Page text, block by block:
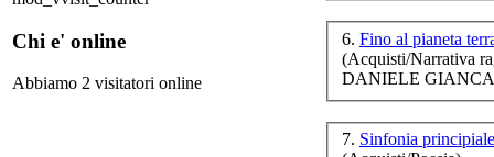
Chi e' online
Abbiamo 2 visitatori online
6. Fino al pianeta
(Acquisti/Narrativa
DANIELE
7. Sinfonia